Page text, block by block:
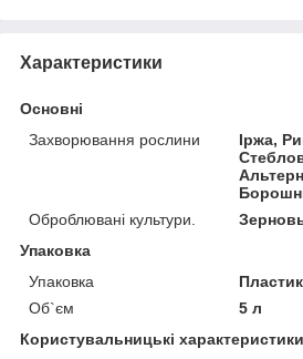
Характеристики
Основні
Захворювання рослини
Іржа,
Оброблювані культури.
Упаковка
Упаковка
Об`єм
5 л
Користувальницькі характеристики